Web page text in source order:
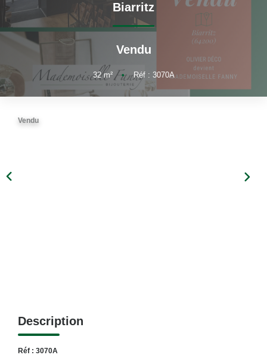
Nous Rejoindre
Nos Actualités
CONTACT
Biarritz
Vendu
32m² • Réf : 3070A
Vendu
Description
Réf : 3070A